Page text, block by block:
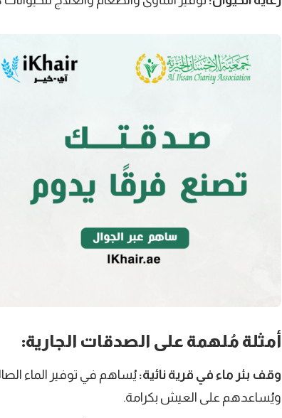
أمثلة مُلهمة على الصدقات الجارية:
وقف بئر ماء في قرية نائية:يُساهم في توفير الماء
ويُساعدهم على العيش بكرامة.